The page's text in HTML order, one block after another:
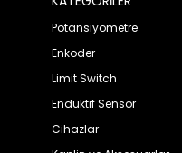
Potansiyometre
Enkoder
Limit Switch
Endüktif Sensör
Cihazlar